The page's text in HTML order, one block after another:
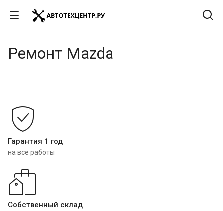
Ремонт Mazda
Гарантия 1 год
на все работы
Собственный склад